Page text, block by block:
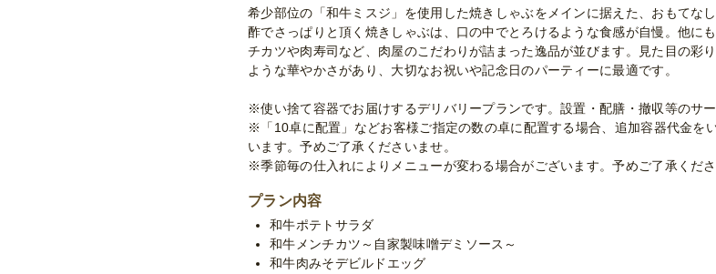
希少部位の「和牛ミスジ」を使用した焼きしゃぶをメインに据えた、おもてな
酢でさっぱりと頂く焼きしゃぶは、口の中でとろけるような食感が自慢。他に
チカツや肉寿司など、肉屋のこだわりが詰まった逸品が並びます。見た目の彩
ような華やかさがあり、大切なお祝いや記念日のパーティーに最適です。
※使い捨て容器でお届けするデリバリープランです。設置・配膳・撤収等のサ
※「10卓に配置」などお客様ご指定の数の卓に配置する場合、追加容器代金を
います。予めご了承くださいませ。
※季節毎の仕入れによりメニューが変わる場合がございます。予めご了承くださ
プラン内容
和牛ポテトサラダ
和牛メンチカツ～自家製味噌デミソース～
和牛肉みそデビルドエッグ